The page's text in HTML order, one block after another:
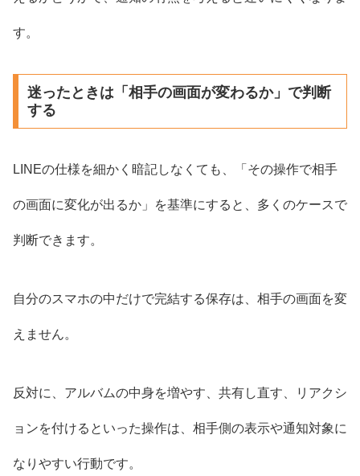
す。
迷ったときは「相手の画面が変わるか」で判断
する
LINEの仕様を細かく暗記しなくても、「その操作で相手
の画面に変化が出るか」を基準にすると、多くのケースで
判断できます。
自分のスマホの中だけで完結する保存は、相手の画面を変
えません。
反対に、アルバムの中身を増やす、共有し直す、リアクシ
ョンを付けるといった操作は、相手側の表示や通知対象に
なりやすい行動です。